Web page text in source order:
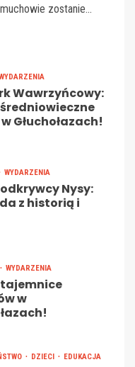
zostanie...
Wawrzyńcowy:
Głuchołazach!
WYDARZENIA
Nysy:
z historią i
WYDARZENIA
w
DZIECI EDUKACJA